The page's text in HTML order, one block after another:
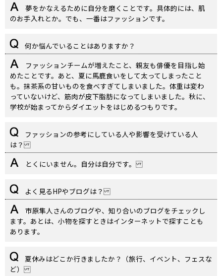
夢をかなえるために自分を磨くことです。具体的には、肌
のお手入れとか。でも、一番はファッションです。
何か悩んでいることはありますか？
ファッションチームが増えたこと、親友も俳優を目指し始
めたことです。あと、夏に馬鹿食いをして太ってしまったこと
も。抹茶系の甘いものを食べすぎてしまいました。体重は変わ
っていないけど、筋肉が皮下脂肪になってしまいました。秋に、
学校が始まってからダイエットをはじめるつもりです。
ファッションの参考にしている人や影響を受けている人
は？
とくにいません。自分は自分です。
よく見るHPやブログは？
市原隼人さんのブログや、知り合いのブログをチェックし
ます。あとは、小物を探すときはインターネットで探すことも
あります。
夏休みはどこか行きましたか？（旅行、イベント、フェスな
ど）